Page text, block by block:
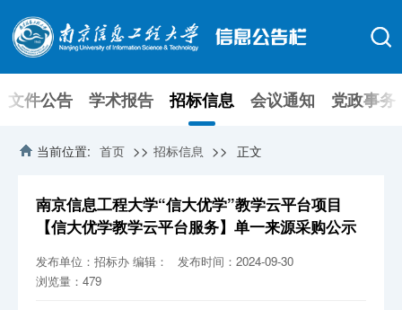
文件公告 学术报告 招标信息 会议通知 党政事务
当前位置: 首页 >> 招标信息 >> 正文
南京信息工程大学“信大优学”教学云平台项目
【信大优学教学云平台服务】单一来源采购公示
发布单位：招标办 编辑：
发布时间：2024-09-30
浏览量：479